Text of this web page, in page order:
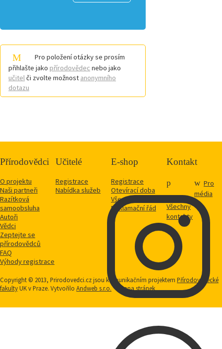
Pro položení otázky se prosím
přihlašte jako přírodovědec nebo jako
učitelči zvolte možnost anonymního
dotazu
Přírodovědci
O projektu
Naši partneři
Razítková
samoobsluha
Autoři
Vědci
Zeptejte se
přírodovědců
FAQ
Výhody registrace
Učitelé
Registrace
Nabídka služeb
E-shop
Registrace
Otevírací doba
Vše o nákupu
Reklamační řád
Kontakt
Všechny
kontakty
Pro
média
Copyright © 2013, Prirodovedci.cz jsou komunikačním projektem Přírodovědecké
fakultyUK v Praze. Vytvořilo Andweb s.r.o. Mapa stránek